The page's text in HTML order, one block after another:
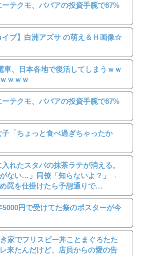
ーテクモ、ババアの投資手腕で87%
イブ】白洲アズサ の萌え＆Ｈ画像☆
車、日本各地で復活してしまうｗｗ
ｗｗｗ
ーテクモ、ババアの投資手腕で87%
子「ちょっと食べ過ぎちゃったか
れたスタバの抹茶ラテが消える。
ない…」同僚「知らないよ？」→
罠を仕掛けたら予想通りで…
5000円で受けてた祭のポスターが今
き家でフリスビー丼ことまぐろたた
来たんだけど、店員からの愛の告